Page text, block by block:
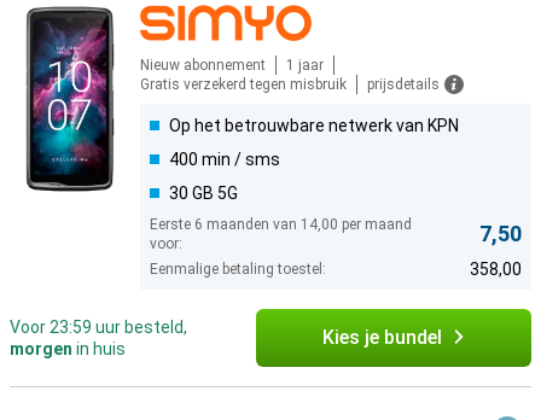
Nieuw abonnement
1 jaar
Gratis verzekerd tegen misbruik
prijsdetails
Op het betrouwbare netwerk van KPN
400 min / sms
30 GB 5G
Eerste 6 maanden van 14,00 per maand
voor:
7,50
Eenmalige betaling toestel: 358,00
Voor 23:59 uur besteld,
morgen in huis Kies je bundel